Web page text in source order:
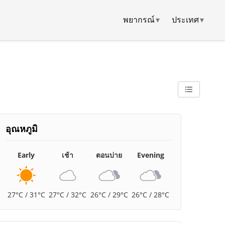
พยากรณ์▾ ประเทศ▾
อุณหภูมิ
Early
27°C / 31°C
เช้า
27°C / 32°C
ตอนบ่าย
26°C / 29°C
Evening
26°C / 28°C